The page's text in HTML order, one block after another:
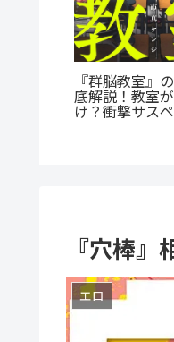
蒼井まもる『
の子』レビュー
ての葛藤と、
『穴棒
エロ